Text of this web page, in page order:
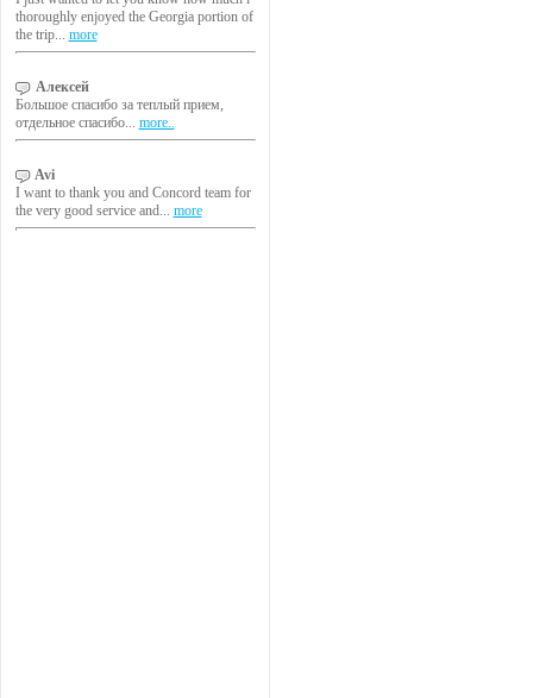
thoroughly enjoyed the Georgia portion of
the trip... more
Алексей
Большое спасибо за теплый прием,
отдельное спасибо... more..
Avi
I want to thank you and Concord team for
the very good service and... more